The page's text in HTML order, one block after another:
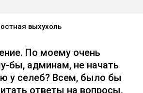
выхухоль
По моему очень
бы, админам, не начать
у селеб? Всем, было бы
ответы на вопросы,